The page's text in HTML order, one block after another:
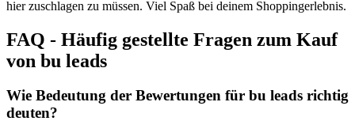
hier zuschlagen zu müssen. Viel Spaß bei deinem Shoppingerlebnis.
FAQ - Häufig gestellte Fragen zum Kauf
von bu leads
Wie Bedeutung der Bewertungen für bu leads richtig
deuten?